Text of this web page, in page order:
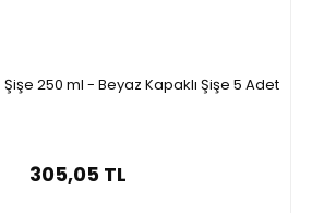
250 ml - Beyaz Kapaklı Şişe 5 Adet
305,05 TL